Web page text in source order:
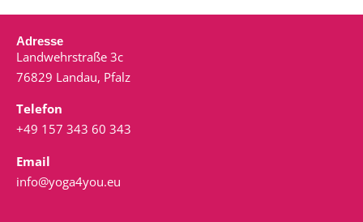
Adresse
Landwehrstraße 3c
76829 Landau, Pfalz
Telefon
+49 157 343 60 343
Email
info@yoga4you.eu